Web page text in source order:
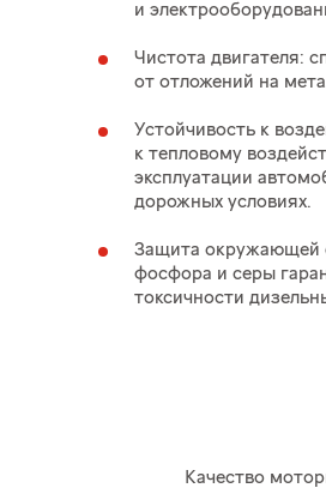
и
Чистота двигателя:
от отложений на
Устойчивость к
к тепловому
эксплуатации
дорожных условиях.
Защита окружающей
фосфора и серы
токсичности
Качество